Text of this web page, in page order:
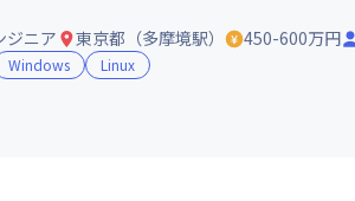
ジニア 東京都（多摩境駅） 450-600万円
Windows
Linux